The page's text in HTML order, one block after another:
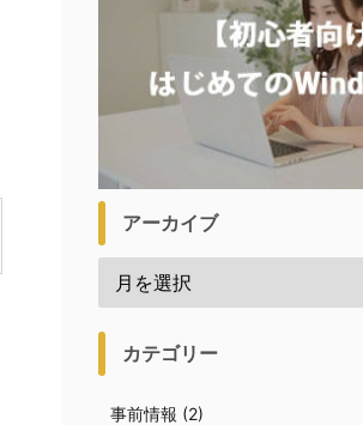
アーカイブ
カテゴリー
事前情報 (2)